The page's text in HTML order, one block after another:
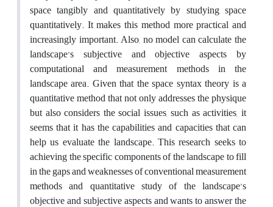
space tangibly and quantitatively by studying space
quantitatively. It makes this method more practical and
increasingly important. Also, no model can calculate the
landscape’s subjective and objective aspects by
computational and measurement methods in the
landscape area. Given that the space syntax theory is a
quantitative method that not only addresses the physique
but also considers the social issues, such as activities, it
seems that it has the capabilities and capacities that can
help us evaluate the landscape. This research seeks to
achieving the specific components of the landscape to fill
in the gaps and weaknesses of conventional measurement
methods and quantitative study of the landscape’s
objective and subjective aspects and wants to answer the